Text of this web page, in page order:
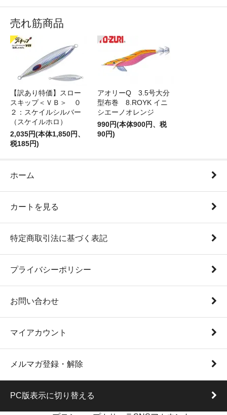
売れ筋商品
【訳あり特価】スロー
スキップ＜ＶＢ＞ ０
２：スケイルシルバー
（スケイルホロ）
2,035円(本体1,850円、
税185円)
アオリーQ 3.5号大分
型布巻 8.ROYK イニ
シエーノオレンジ
990円(本体900円、税
90円)
ホーム
カートを見る
特定商取引法に基づく表記
プライバシーポリシー
お問い合わせ
マイアカウント
メルマガ登録・解除
PC版表示に切り替える